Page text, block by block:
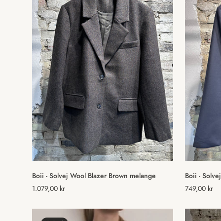
Vælg muligheder
Boii - Solvej Wool Blazer Brown melange
Normal
1.079,00 kr
Boii -
Normal
749,00 kr